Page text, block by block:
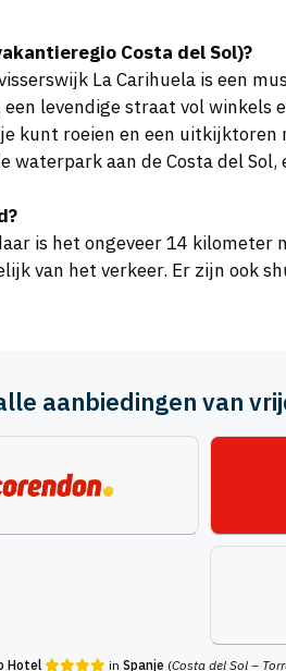
Costa del Sol)?
La Carihuela is een
levendige straat vol
kunt roeien en een
aan de Costa del Sol,
is het ongeveer 14
van het verkeer. Er zijn ook
aanbiedingen van
Hotel in Spanje (Costa del Sol –